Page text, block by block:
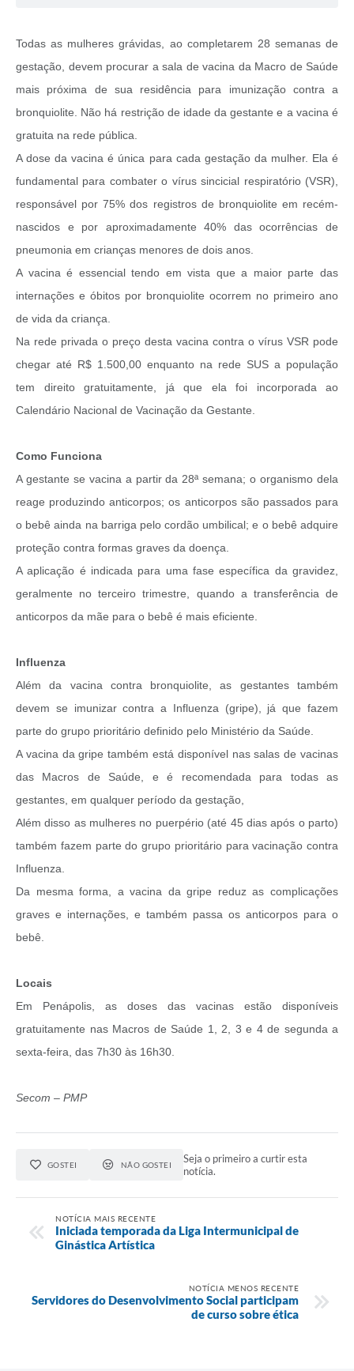
Todas as mulheres grávidas, ao completarem 28 semanas de
gestação, devem procurar a sala de vacina da Macro de Saúde
mais próxima de sua residência para imunização contra a
bronquiolite. Não há restrição de idade da gestante e a vacina é
gratuita na rede pública.
A dose da vacina é única para cada gestação da mulher. Ela é
fundamental para combater o vírus sincicial respiratório (VSR),
responsável por 75% dos registros de bronquiolite em recém-
nascidos e por aproximadamente 40% das ocorrências de
pneumonia em crianças menores de dois anos.
A vacina é essencial tendo em vista que a maior parte das
internações e óbitos por bronquiolite ocorrem no primeiro ano
de vida da criança.
Na rede privada o preço desta vacina contra o vírus VSR pode
chegar até R$ 1.500,00 enquanto na rede SUS a população
tem direito gratuitamente, já que ela foi incorporada ao
Calendário Nacional de Vacinação da Gestante.
Como Funciona
A gestante se vacina a partir da 28ª semana; o organismo dela
reage produzindo anticorpos; os anticorpos são passados para
o bebê ainda na barriga pelo cordão umbilical; e o bebê adquire
proteção contra formas graves da doença.
A aplicação é indicada para uma fase específica da gravidez,
geralmente no terceiro trimestre, quando a transferência de
anticorpos da mãe para o bebê é mais eficiente.
Influenza
Além da vacina contra bronquiolite, as gestantes também
devem se imunizar contra a Influenza (gripe), já que fazem
parte do grupo prioritário definido pelo Ministério da Saúde.
A vacina da gripe também está disponível nas salas de vacinas
das Macros de Saúde, e é recomendada para todas as
gestantes, em qualquer período da gestação,
Além disso as mulheres no puerpério (até 45 dias após o parto)
também fazem parte do grupo prioritário para vacinação contra
Influenza.
Da mesma forma, a vacina da gripe reduz as complicações
graves e internações, e também passa os anticorpos para o
bebê.
Locais
Em Penápolis, as doses das vacinas estão disponíveis
gratuitamente nas Macros de Saúde 1, 2, 3 e 4 de segunda a
sexta-feira, das 7h30 às 16h30.
Secom – PMP
GOSTEI NÃO GOSTEI
Seja o primeiro a curtir esta
notícia.
NOTÍCIA MAIS RECENTE
Iniciada temporada da Liga Intermunicipal de
Ginástica Artística
NOTÍCIA MENOS RECENTE
Servidores do Desenvolvimento Social participam
de curso sobre ética